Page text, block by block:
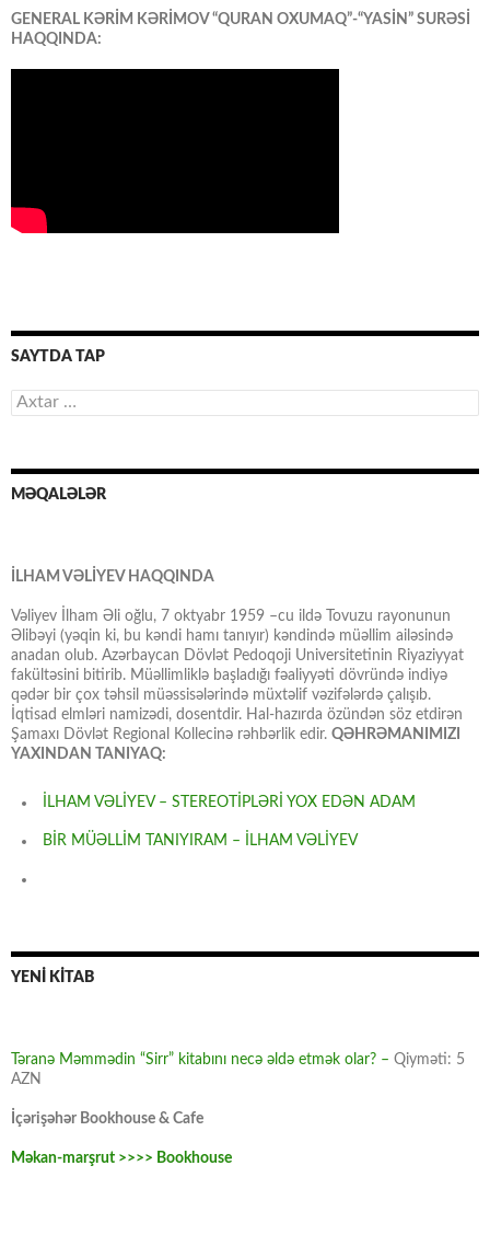
GENERAL KƏRİM KƏRİMOV “QURAN OXUMAQ”-“YASİN” SURƏSİ
HAQQINDA:
SAYTDA TAP
Axtarış:
MƏQALƏLƏR
İLHAM VƏLİYEV HAQQINDA
Vəliyev İlham Əli oğlu, 7 oktyabr 1959 –cu ildə Tovuzu rayonunun
Əlibəyi (yəqin ki, bu kəndi hamı tanıyır) kəndində müəllim ailəsində
anadan olub. Azərbaycan Dövlət Pedoqoji Universitetinin Riyaziyyat
fakültəsini bitirib. Müəllimliklə başladığı fəaliyyəti dövründə indiyə
qədər bir çox təhsil müəssisələrində müxtəlif vəzifələrdə çalışıb.
İqtisad elmləri namizədi, dosentdir. Hal-hazırda özündən söz etdirən
Şamaxı Dövlət Regional Kollecinə rəhbərlik edir. QƏHRƏMANIMIZI
YAXINDAN TANIYAQ:
İLHAM VƏLİYEV – STEREOTİPLƏRİ YOX EDƏN ADAM
BİR MÜƏLLİM TANIYIRAM – İLHAM VƏLİYEV
YENİ KİTAB
Təranə Məmmədin “Sirr” kitabını necə əldə etmək olar? – Qiyməti: 5
AZN
İçərişəhər Bookhouse & Cafe
Məkan-marşrut >>>> Bookhouse